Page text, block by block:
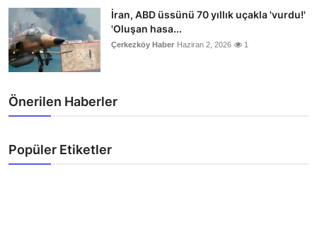
İran, ABD üssünü 70 yıllık uçakla 'vurdu!'
'Oluşan hasa...
Çerkezköy Haber Haziran 2, 2026 1
Önerilen Haberler
Popüler Etiketler